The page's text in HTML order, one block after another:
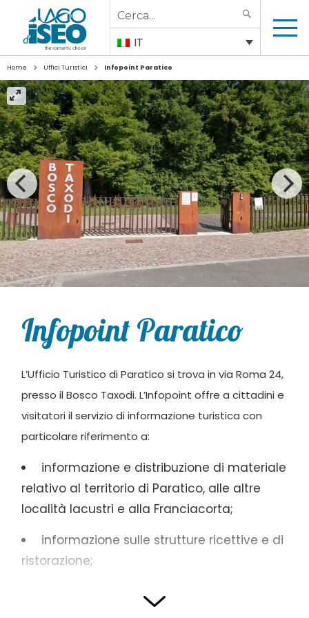
Search
for:
IT
Home > Uffici Turistici > Infopoint Paratico
Infopoint Paratico
L’Ufficio Turistico di Paratico si trova in via Roma 24,
presso il Bosco Taxodi. L’Infopoint offre a cittadini e
visitatori il servizio di informazione turistica con
particolare riferimento a:
informazione e distribuzione di materiale
relativo al territorio di Paratico, alle altre
località lacustri e alla Franciacorta;
informazione sulle strutture ricettive e di
ristorazione;
distribuzione di materiale inerente a
escursioni, percorsi ciclabili e di trekking sul